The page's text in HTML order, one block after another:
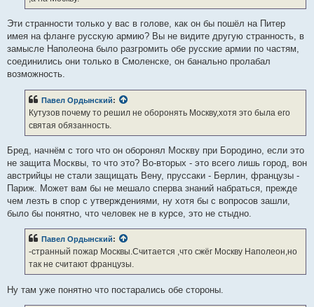
Эти странности только у вас в голове, как он бы пошёл на Питер
имея на фланге русскую армию? Вы не видите другую странность, в
замысле Наполеона было разгромить обе русские армии по частям,
соединились они только в Смоленске, он банально пролабал
возможность.
Павел Ордынский:
Кутузов почему то решил не оборонять Москву,хотя это была его
святая обязанность.
Бред, начнём с того что он оборонял Москву при Бородино, если это
не защита Москвы, то что это? Во-вторых - это всего лишь город, вон
австрийцы не стали защищать Вену, пруссаки - Берлин, французы -
Париж. Может вам бы не мешало сперва знаний набраться, прежде
чем лезть в спор с утверждениями, ну хотя бы с вопросов зашли,
было бы понятно, что человек не в курсе, это не стыдно.
Павел Ордынский:
-странный пожар Москвы.Считается ,что сжёг Москву Наполеон,но
так не считают французы.
Ну там уже понятно что постарались обе стороны.